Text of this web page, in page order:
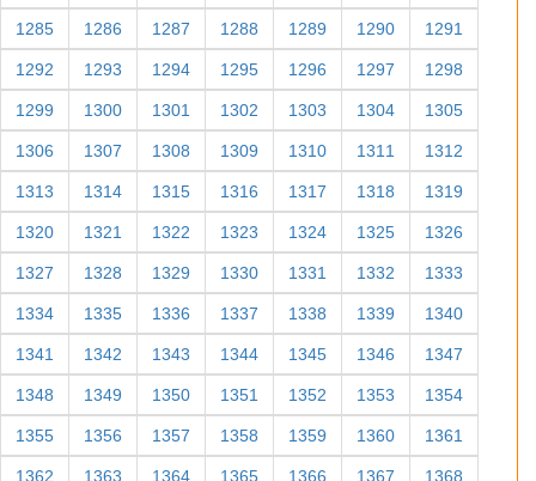
1285 1286 1287 1288 1289 1290 1291
1292 1293 1294 1295 1296 1297 1298
1299 1300 1301 1302 1303 1304 1305
1306 1307 1308 1309 1310 1311 1312
1313 1314 1315 1316 1317 1318 1319
1320 1321 1322 1323 1324 1325 1326
1327 1328 1329 1330 1331 1332 1333
1334 1335 1336 1337 1338 1339 1340
1341 1342 1343 1344 1345 1346 1347
1348 1349 1350 1351 1352 1353 1354
1355 1356 1357 1358 1359 1360 1361
1362 1363 1364 1365 1366 1367 1368